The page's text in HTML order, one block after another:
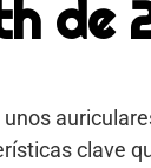
de
clave